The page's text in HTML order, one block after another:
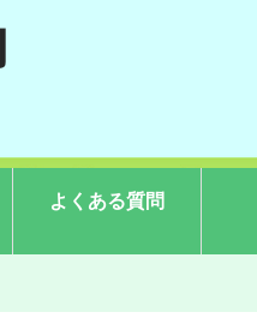
よくある質問